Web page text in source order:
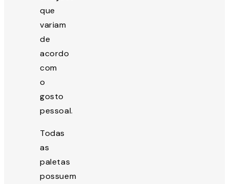
que
variam
de
acordo
com
o
gosto
pessoal.
Todas
as
paletas
possuem